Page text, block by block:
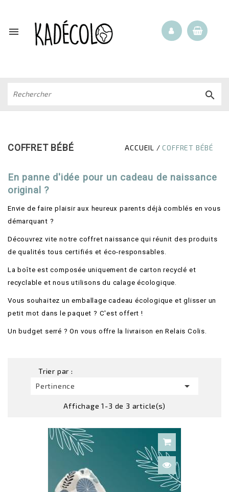


COFFRET BÉBÉ ACCUEIL COFFRET BÉBÉ
En panne d'idée pour un cadeau de naissance
original ?
Envie de faire plaisir aux heureux parents déjà comblés en vous
démarquant ?
Découvrez vite notre coffret naissance qui réunit des produits
de qualités tous certifiés et éco-responsables.
La boîte est composée uniquement de carton recyclé et
recyclable et nous utilisons du calage écologique.
Vous souhaitez un emballage cadeau écologique et glisser un
petit mot dans le paquet ? C'est offert !
Un budget serré ? On vous offre la livraison en Relais Colis.
Trier par :
Pertinence

Affichage 1-3 de 3 article(s)